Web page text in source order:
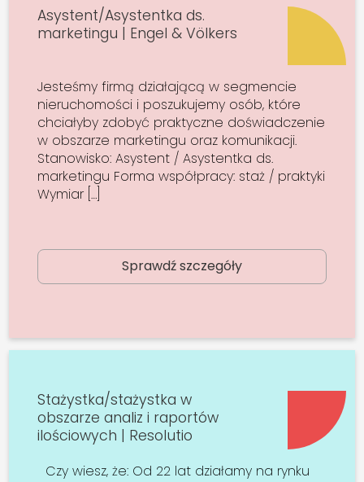
Asystent/Asystentka ds.
marketingu | Engel & Völkers
Jesteśmy firmą działającą w segmencie
nieruchomości i poszukujemy osób, które
chciałyby zdobyć praktyczne doświadczenie
w obszarze marketingu oraz komunikacji.
Stanowisko: Asystent / Asystentka ds.
marketingu Forma współpracy: staż / praktyki
Wymiar […]
Sprawdź szczegóły
Stażystka/stażystka w
obszarze analiz i raportów
ilościowych | Resolutio
Czy wiesz, że: Od 22 lat działamy na rynku